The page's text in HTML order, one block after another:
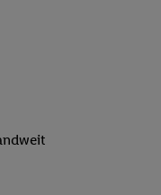
Zielgruppen
in Ihr
daraus eine